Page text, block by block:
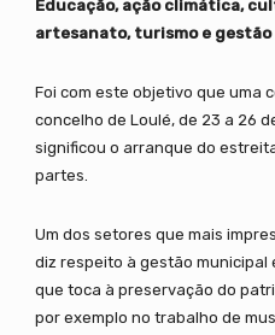
Educação, ação climática,
artesanato, turismo e
Foi com este objetivo que uma
concelho de Loulé, de 23 a 26
significou o arranque do
partes.
Um dos setores que mais
diz respeito à gestão municipal
que toca à preservação do
por exemplo no trabalho de